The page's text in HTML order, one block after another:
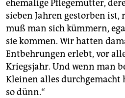
ehemalige Pflegemutter,
sieben Jahren gestorben ist,
muß man sich kümmern,
sie kommen. Wir hatten
Entbehrungen erlebt, vor
Kriegsjahr. Und wenn man
Kleinen alles durchgemacht
so dünn.“